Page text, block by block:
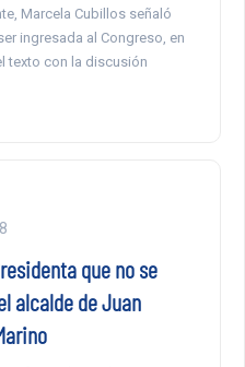
Marcela Cubillos señaló
ingresada al Congreso, en
texto con la discusión
que no se
alcalde de Juan